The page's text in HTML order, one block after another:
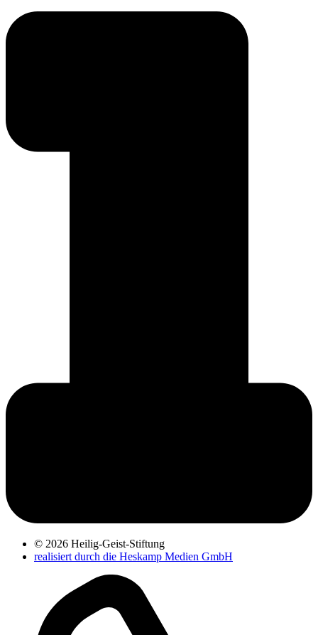
© 2026 Heilig-Geist-Stiftung
realisiert durch die Heskamp Medien GmbH